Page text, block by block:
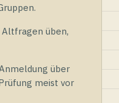
üben,
über
meist vor